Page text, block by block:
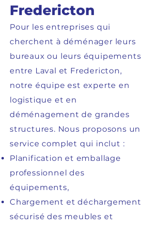
Fredericton
Pour les entreprises qui
cherchent à déménager leurs
bureaux ou leurs équipements
entre Laval et Fredericton,
notre équipe est experte en
logistique et en
déménagement de grandes
structures. Nous proposons un
service complet qui inclut :
Planification et emballage
professionnel des
équipements,
Chargement et déchargement
sécurisé des meubles et